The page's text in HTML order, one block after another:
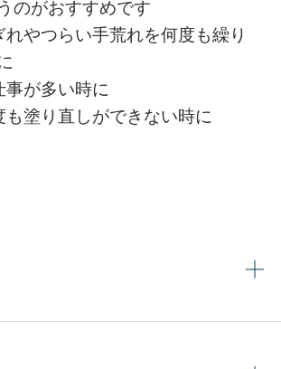
のがおすすめです
やつらい手荒れを何度も繰り
事が多い時に
も塗り直しができない時に